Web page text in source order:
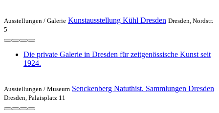
Ausstellungen / Galerie Kunstausstellung Kühl Dresden Dresden, Nordstr.
5
Die private Galerie in Dresden für zeitgenössische Kunst seit
1924.
Ausstellungen / Museum Senckenberg Natuthist. Sammlungen Dresden
Dresden, Palaisplatz 11